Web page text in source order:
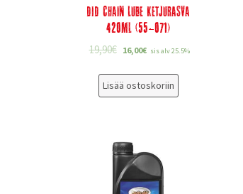
DID Chain Lube Ketjurasva
420ml (55-071)
19,90€ 16,00€ sis alv 25.5%
Lisää ostoskoriin